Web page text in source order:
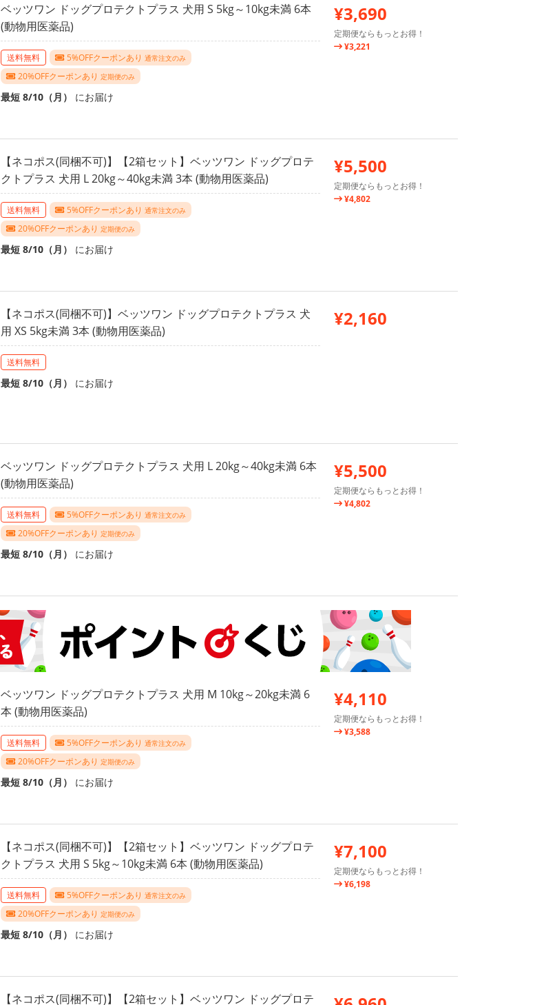
ベッツワン ドッグプロテクトプラス 犬用 S 5kg～10kg未満 6本
(動物用医薬品)
送料無料 5%OFFクーポンあり 通常注文のみ
20%OFFクーポンあり 定期便のみ
最短 8/10（月） にお届け
¥3,690
定期便ならもっとお得！
¥3,221
【ネコポス(同梱不可)】【2箱セット】ベッツワン ドッグプロテ
クトプラス 犬用 L 20kg～40kg未満 3本 (動物用医薬品)
送料無料 5%OFFクーポンあり 通常注文のみ
20%OFFクーポンあり 定期便のみ
最短 8/10（月） にお届け
¥5,500
定期便ならもっとお得！
¥4,802
【ネコポス(同梱不可)】ベッツワン ドッグプロテクトプラス 犬
用 XS 5kg未満 3本 (動物用医薬品)
送料無料
最短 8/10（月） にお届け
¥2,160
ベッツワン ドッグプロテクトプラス 犬用 L 20kg～40kg未満 6本
(動物用医薬品)
送料無料 5%OFFクーポンあり 通常注文のみ
20%OFFクーポンあり 定期便のみ
最短 8/10（月） にお届け
¥5,500
定期便ならもっとお得！
¥4,802
ベッツワン ドッグプロテクトプラス 犬用 M 10kg～20kg未満 6
本 (動物用医薬品)
送料無料 5%OFFクーポンあり 通常注文のみ
20%OFFクーポンあり 定期便のみ
最短 8/10（月） にお届け
¥4,110
定期便ならもっとお得！
¥3,588
【ネコポス(同梱不可)】【2箱セット】ベッツワン ドッグプロテ
クトプラス 犬用 S 5kg～10kg未満 6本 (動物用医薬品)
送料無料 5%OFFクーポンあり 通常注文のみ
20%OFFクーポンあり 定期便のみ
最短 8/10（月） にお届け
¥7,100
定期便ならもっとお得！
¥6,198
【ネコポス(同梱不可)】【2箱セット】ベッツワン ドッグプロテ